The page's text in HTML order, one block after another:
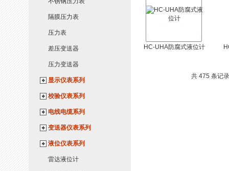
隔膜压力表
压力表
差压变送器
压力变送器
显示仪表系列
校验仪表系列
电线电缆系列
变送器仪表系列
液位仪表系列
雷达液位计
HC-UHA防腐式液位计
共 475 条记